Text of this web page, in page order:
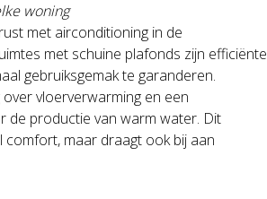
woning
met airconditioning in de
met schuine plafonds zijn efficiënte
gebruiksgemak te garanderen.
vloerverwarming en een
productie van warm water. Dit
comfort, maar draagt ook bij aan